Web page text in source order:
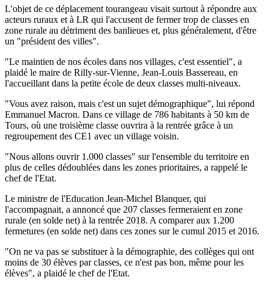
L'objet de ce déplacement tourangeau visait surtout à répondre aux
acteurs ruraux et à LR qui l'accusent de fermer trop de classes en
zone rurale au détriment des banlieues et, plus généralement, d'être
un "président des villes".
"Le maintien de nos écoles dans nos villages, c'est essentiel", a
plaidé le maire de Rilly-sur-Vienne, Jean-Louis Bassereau, en
l'accueillant dans la petite école de deux classes multi-niveaux.
"Vous avez raison, mais c'est un sujet démographique", lui répond
Emmanuel Macron. Dans ce village de 786 habitants à 50 km de
Tours, où une troisième classe ouvrira à la rentrée grâce à un
regroupement des CE1 avec un village voisin.
"Nous allons ouvrir 1.000 classes" sur l'ensemble du territoire en
plus de celles dédoublées dans les zones prioritaires, a rappelé le
chef de l'Etat.
Le ministre de l'Education Jean-Michel Blanquer, qui
l'accompagnait, a annoncé que 207 classes fermeraient en zone
rurale (en solde net) à la rentrée 2018. A comparer aux 1.200
fermetures (en solde net) dans ces zones sur le cumul 2015 et 2016.
"On ne va pas se substituer à la démographie, des collèges qui ont
moins de 30 élèves par classes, ce n'est pas bon, même pour les
élèves", a plaidé le chef de l'Etat.